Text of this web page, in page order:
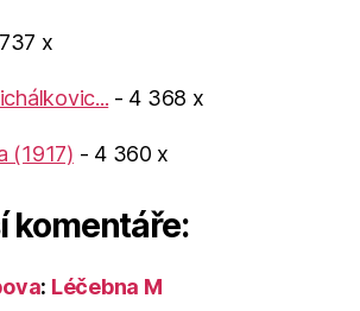
x
- 4 368 x
(1917) - 4 360 x
komentáře:
: Léčebna M